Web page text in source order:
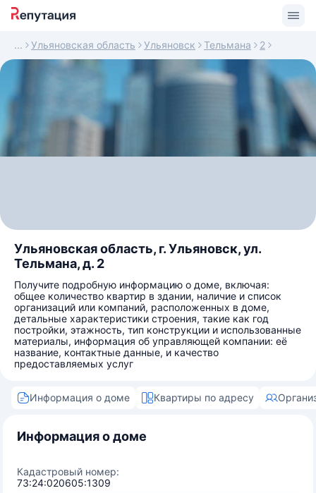
Ульяновская область Ульяновск Тельмана 2
Ульяновская область, г. Ульяновск, ул.
Тельмана, д. 2
Получите подробную информацию о доме, включая:
общее количество квартир в здании, наличие и список
организаций или компаний, расположенных в доме,
детальные характеристики строения, такие как год
постройки, этажность, тип конструкции и использованные
материалы, информация об управляющей компании: её
название, контактные данные, и качество
предоставляемых услуг
Информация о доме Квартиры по адресу
Информация о доме
Кадастровый номер:
73:24:020605:1309